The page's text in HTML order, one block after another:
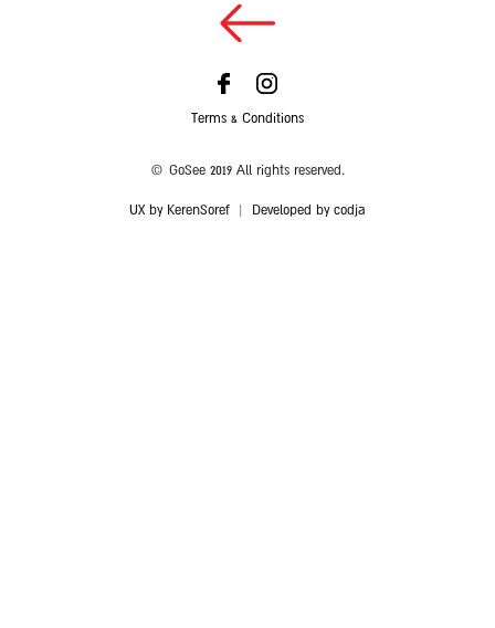
Terms & Conditions
© GoSee 2019 All rights reserved.
UX by KerenSoref Developed by codja